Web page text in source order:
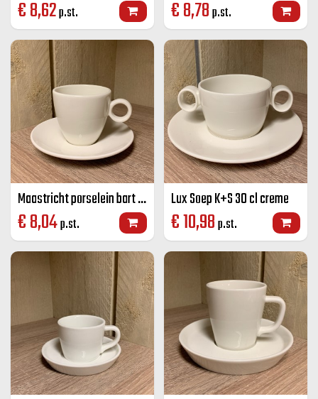
€8,62p.st. €8,78p.st.
Maastricht porselein bart koffie K+S Off-white 17 CL
€8,04p.st.
Lux Soep K+S 30 cl creme
€10,98p.st.